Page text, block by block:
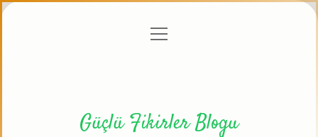
menüyü
Güçlü Fikirler Blogu